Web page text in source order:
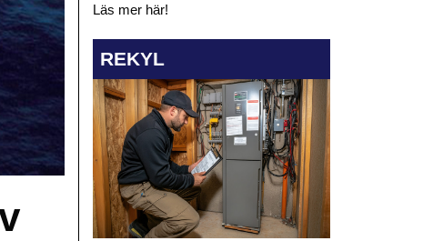
Läs mer här!
REKYL